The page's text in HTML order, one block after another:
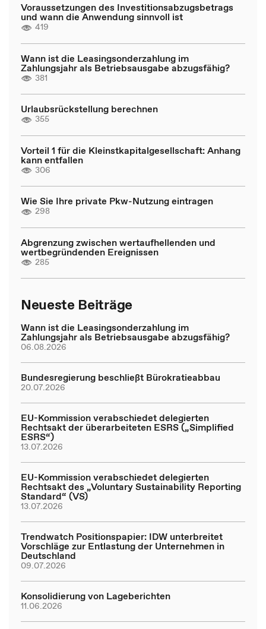
Voraussetzungen des Investitionsabzugsbetrags
und wann die Anwendung sinnvoll ist
419
Wann ist die Leasingsonderzahlung im
Zahlungsjahr als Betriebsausgabe abzugsfähig?
381
Urlaubsrückstellung berechnen
355
Vorteil 1 für die Kleinstkapitalgesellschaft: Anhang
kann entfallen
306
Wie Sie Ihre private Pkw-Nutzung eintragen
298
Abgrenzung zwischen wertaufhellenden und
wertbegründenden Ereignissen
285
Neueste Beiträge
Wann ist die Leasingsonderzahlung im
Zahlungsjahr als Betriebsausgabe abzugsfähig?
06.08.2026
Bundesregierung beschließt Bürokratieabbau
20.07.2026
EU-Kommission verabschiedet delegierten
Rechtsakt der überarbeiteten ESRS („Simplified
ESRS“)
13.07.2026
EU-Kommission verabschiedet delegierten
Rechtsakt des „Voluntary Sustainability Reporting
Standard“ (VS)
13.07.2026
Trendwatch Positionspapier: IDW unterbreitet
Vorschläge zur Entlastung der Unternehmen in
Deutschland
09.07.2026
Konsolidierung von Lageberichten
11.06.2026